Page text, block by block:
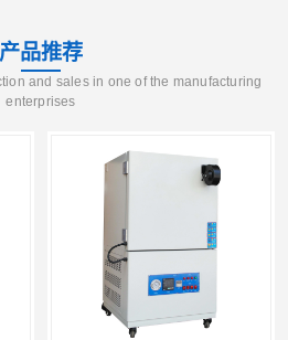
产品推荐
and sales in one of the manufacturing
enterprises